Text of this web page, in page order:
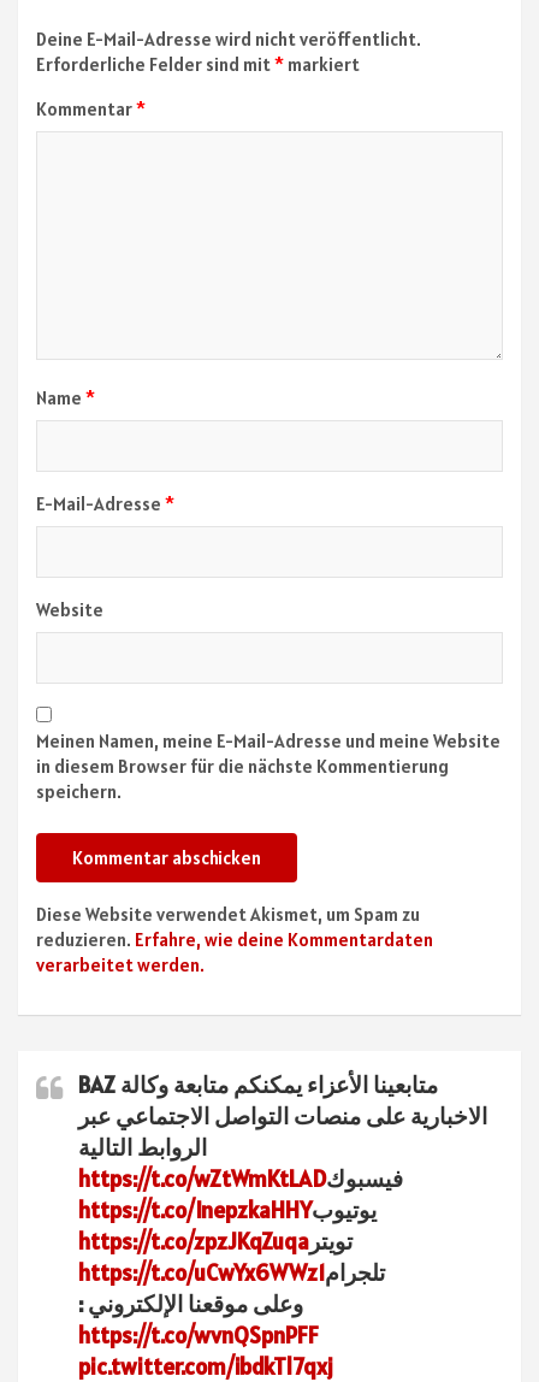
Deine E-Mail-Adresse wird nicht veröffentlicht.
Erforderliche Felder sind mit* markiert
Kommentar*
Name *
E-Mail-Adresse *
Website
Meinen Namen, meine E-Mail-Adresse und meine Website
in diesem Browser für die nächste Kommentierung
speichern.
Diese Website verwendet Akismet, um Spam zu
reduzieren. Erfahre, wie deine Kommentardaten
verarbeitet werden.
متابعينا الأعزاء يمكنكم متابعة وكالة BAZ
الاخبارية على منصات التواصل الاجتماعي عبر
الروابط التالية
فيسبوكhttps://t.co/wZtWmKtLAD
يوتيوبhttps://t.co/InepzkaHHY
تويتر https://t.co/zpzJKqZuqa
تلجرامhttps://t.co/uCwYx6WWz1
وعلى موقعنا الإلكتروني :
https://t.co/wvnQSpnPFF
pic.twitter.com/ibdkTl7qxj